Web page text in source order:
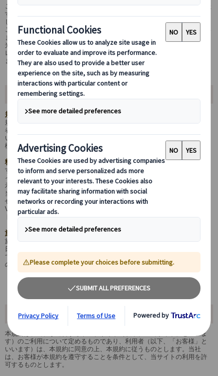
このウエブサイトの利用規約は、（A）ウエブサイトを通して提供された
すべての商品およびサービス、また（B）ウエブサイトの使用時 に適用
します。
このウエブサイトは、JTB Europe Ltd. （以下、「当社」）が所有してい
ます。当社のウエブサイトや情報は、欧州内のマイバス社が提供する観
光、貸切サービス、送迎、パッケージツアーサービス、チケット手配、
レストラン事前予約「ミールクーポン」商品などの情報が掲載されてい
ます。
ウエブサイトを通して提供されたすべての商品およびサービス
規約について
規約は、ウェブサイトを通して、旅行サービスをご利用する全ての利用
者に適用される約款です。予約したサービス以外の商品の取り扱いにつ
いては適用されません。各ツアーに関係する特別な記述や条件は、お客
様ご自身で必ず事前にお読みください。
料金と支払い
すべての表示価格は、特に記載されていない限り、お一人様料金です。
イギリス商品はイギリスポンド、それ以外の国の商品は、欧州ユーロ表
示になります。
当社へのクレジットカードによるお支払いには、手数料は発生いたしま
せん。予約をするには、クレジットカードで全額をお支払いください。
Visa、Mastercard、American Expressのクレジットカードおよびデビッ
トカードでお支払いいただけます。
旅行条件
旅行条件については、ツアーが運行される当該国の法令に基づきます。
日本の旅行業法に基づく約款の適用はありません。各地の運行にあたっ
ては、当該国の旅行主催者が定める旅行条件に従うものとします。各国
の
旅行条件をご参照ください。
ウエブサイトの使用
本規約は、当社が運営するウェブサイト（以下、「当サイト」といいま
す）のご利用について定めるものであり、利用者（以下、「お客様」と
いいます）は、本規約に同意の上、本規約に従うものとします。当社
は、お客様が本規約を遵守することを条件として、当サイトの利用を許
可するものとします。